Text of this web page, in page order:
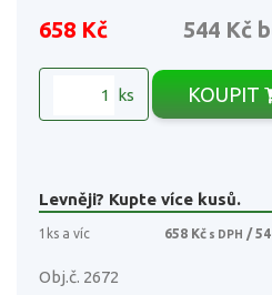
658 Kč 544 Kč
ks KOUPIT
Levněji? Kupte více kusů.
1ks a víc 658 Kč s DPH /
Obj.č. 2672